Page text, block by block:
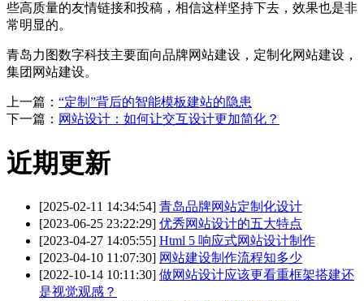
些高质量的友情链接和投稿，相信这样坚持下去，效果也是非
常明显的。
青岛力图数字科技主要面向品牌网站建设，定制化网站建设，
集团网站建设。
上一篇： “定制”背后的智能模板建站的隐患
下一篇： 网站设计：如何让交互设计更加简化？
近期更新
[2025-02-11 14:34:54] 青岛品牌网站定制化设计
[2023-06-25 23:22:29] 优秀网站设计的五大特点
[2023-04-27 14:05:55] Html 5 响应式网站设计制作
[2023-04-10 11:07:30] 网站建设制作流程知多少
[2022-10-14 10:11:30] 做网站设计应该更看重框架搭建还
是视觉观感？